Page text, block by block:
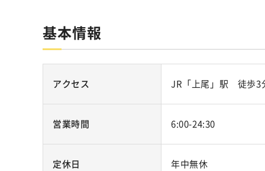
基本情報
アクセス JR「上尾」駅 徒歩3
営業時間 6:00-24:30
定休日 年中無休